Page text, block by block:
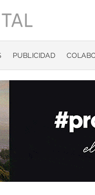
PUBLICIDAD